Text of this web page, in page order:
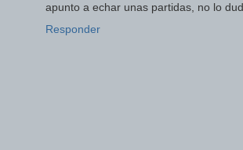
apunto a echar unas partidas, no lo
Responder